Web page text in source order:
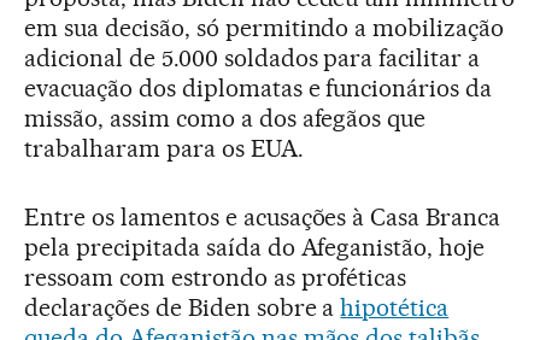
em sua decisão, só permitindo a mobilização
adicional de 5.000 soldados para facilitar a
evacuação dos diplomatas e funcionários da
missão, assim como a dos afegãos que
trabalharam para os EUA.
Entre os lamentos e acusações à Casa Branca
pela precipitada saída do Afeganistão, hoje
ressoam com estrondo as proféticas
declarações de Biden sobre ahipotética